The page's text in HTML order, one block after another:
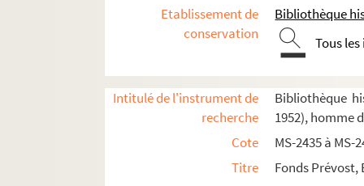
Etablissement de
conservation
Bibliothèque
Tous
Intitulé de l'instrument de
recherche
Bibliothèque
1952), homme
Cote
MS-2435 à MS-
Titre
Fonds Prévost,
4-MS-2436. Répertoires d'adresses,
8-MS-2437. Comptes de Prévost
4-MS-2438. Légion d'honneur d'Ernest
4-MS-2439. Légion d'honneur d'Ernest